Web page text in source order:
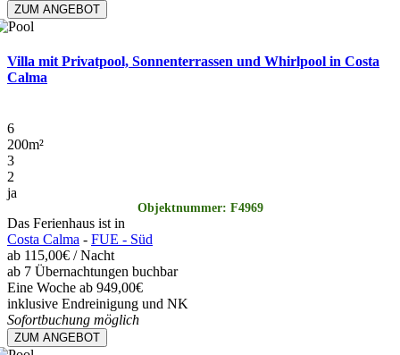
ZUM ANGEBOT
Villa mit Privatpool, Sonnenterrassen und Whirlpool in Costa
Calma
6
200m²
3
2
ja
Objektnummer: F4969
Das Ferienhaus ist in
Costa Calma - FUE - Süd
ab 115,00€ / Nacht
ab 7 Übernachtungen buchbar
Eine Woche ab 949,00€
inklusive Endreinigung und NK
Sofortbuchung möglich
ZUM ANGEBOT